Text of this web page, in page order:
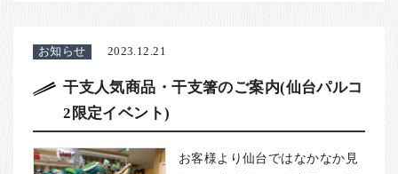
お知らせ 2023.12.21
干支人気商品・干支箸のご案内(仙台パルコ
2限定イベント)
お客様より仙台ではなかなか見